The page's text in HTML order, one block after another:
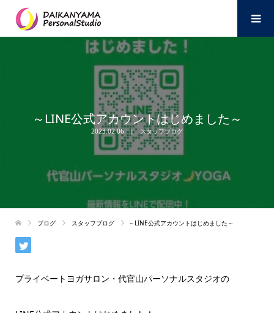
～LINE公式アカウントはじめました～
2023.02.06 スタッフブログ
ブログ スタッフブログ ～LINE公式アカウントはじめました～
プライベートヨガサロン・代官山パーソナルスタジオの